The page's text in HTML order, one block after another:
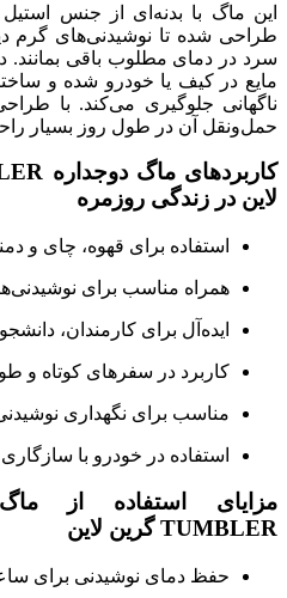
این ماگ با بدنه‌ای از جنس
طراحی شده تا نوشیدنی‌های گرم
سرد در دمای مطلوب باقی بمانند.
مایع در کیف یا خودرو شده و
ناگهانی جلوگیری می‌کند. با
حمل‌ونقل آن در طول روز بسیار
لاین در زندگی روزمره
استفاده برای قهوه، چای و
همراه مناسب برای
ایده‌آل برای کارمندان،
کاربرد در سفرهای کوتاه و
مناسب برای نگهداری
استفاده در خودرو با
TUMBLER گرین لاین
حفظ دمای نوشیدنی برای